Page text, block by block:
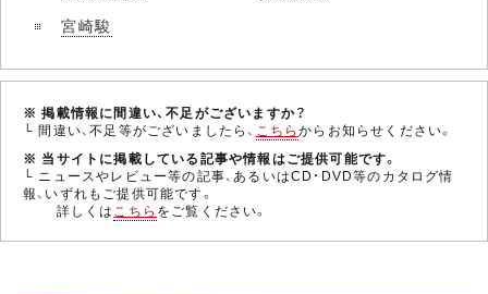
宮崎駿
※ 掲載情報に間違い、不足がございますか？
└ 間違い、不足等がございましたら、 こちらからお知らせください。
※ 当サイトに掲載している記事や情報はご提供可能です。
└ ニュースやレビュー等の記事、あるいはCD・DVD等のカタログ情
報、いずれもご提供可能です。
詳しくはこちら をご覧ください。